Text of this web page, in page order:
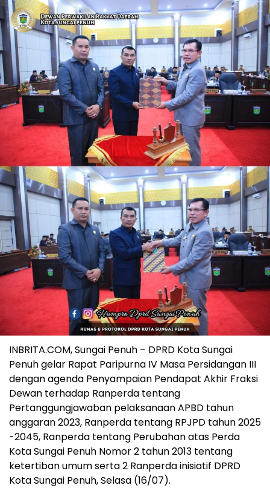
INBRITA.COM, Sungai Penuh – DPRD Kota Sungai
Penuh gelar Rapat Paripurna IV Masa Persidangan III
dengan agenda Penyampaian Pendapat Akhir Fraksi
Dewan terhadap Ranperda tentang
Pertanggungjawaban pelaksanaan APBD tahun
anggaran 2023, Ranperda tentang RPJPD tahun 2025
-2045, Ranperda tentang Perubahan atas Perda
Kota Sungai Penuh Nomor 2 tahun 2013 tentang
ketertiban umum serta 2 Ranperda inisiatif DPRD
Kota Sungai Penuh, Selasa (16/07).